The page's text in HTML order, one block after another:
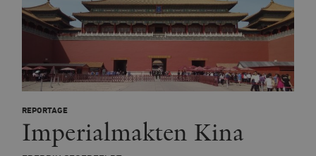
REPORTAGE
Imperialmakten Kina